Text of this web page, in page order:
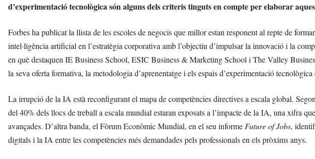
d’experimentació tecnològica són alguns dels criteris tinguts en compte per elaborar
Forbes ha publicat la llista de les escoles de negocis que millor estan responent al repte de
intel·ligència artificial en l’estratègia corporativa amb l’objectiu d’impulsar la innovació i la
en què destaquen IE Business School, ESIC Business & Marketing School i The Valley
la seva oferta formativa, la metodologia d’aprenentatge i els espais d’experimentació tecnològica
La irrupció de la IA està reconfigurant el mapa de competències directives a escala global.
del 40% dels llocs de treball a escala mundial estaran exposats a l’impacte de la IA, una xifra
avançades. D’altra banda, el Fòrum Econòmic Mundial, en el seu informe Future of Jobs,
digitals i la IA entre les competències més demandades pels professionals en els pròxims anys.